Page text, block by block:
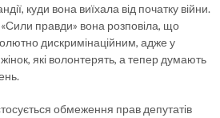
куди вона виїхала від початку війни.
правди» вона розповіла, що
дискримінаційним, адже у
які волонтерять, а тепер думають
обмеження прав депутатів